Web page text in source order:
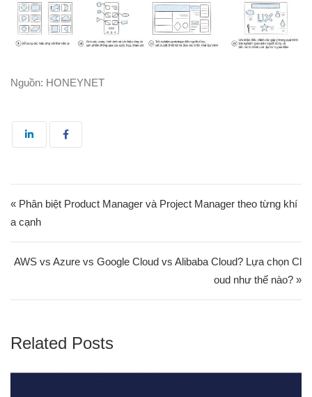
Nguồn: HONEYNET
« Phân biệt Product Manager và Project Manager theo từng khí
a cạnh
AWS vs Azure vs Google Cloud vs Alibaba Cloud? Lựa chọn Cl
oud như thế nào? »
Related Posts